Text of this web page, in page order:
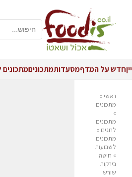
ייןחדש על המדףמסעדותמתכוניםמתכונים
ראשי »
מתכונים
»
מתכונים
לחגים »
מתכונים
לשבועות
» חיטה
בירקות
שורש